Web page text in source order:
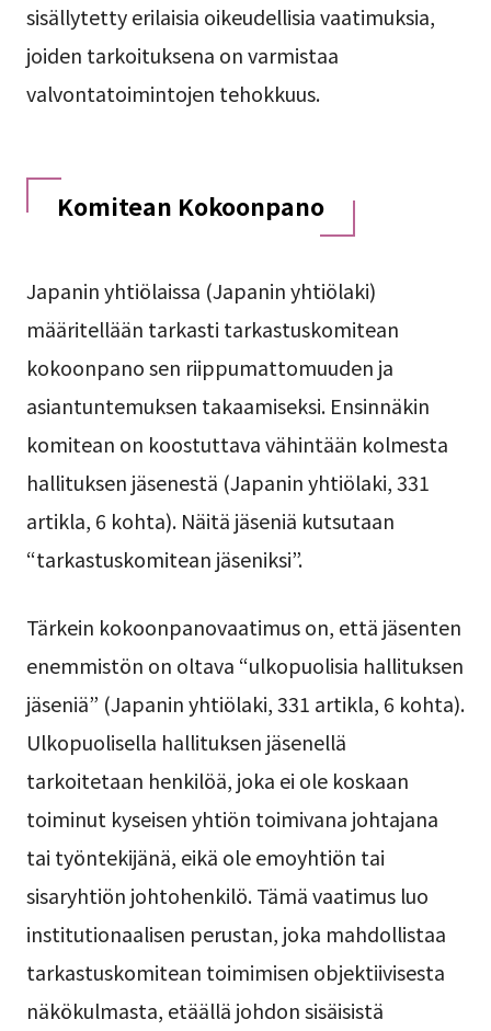
sisällytetty erilaisia oikeudellisia vaatimuksia,
joiden tarkoituksena on varmistaa
valvontatoimintojen tehokkuus.
Komitean Kokoonpano
Japanin yhtiölaissa (Japanin yhtiölaki)
määritellään tarkasti tarkastuskomitean
kokoonpano sen riippumattomuuden ja
asiantuntemuksen takaamiseksi. Ensinnäkin
komitean on koostuttava vähintään kolmesta
hallituksen jäsenestä (Japanin yhtiölaki, 331
artikla, 6 kohta). Näitä jäseniä kutsutaan
“tarkastuskomitean jäseniksi”.
Tärkein kokoonpanovaatimus on, että jäsenten
enemmistön on oltava “ulkopuolisia hallituksen
jäseniä” (Japanin yhtiölaki, 331 artikla, 6 kohta).
Ulkopuolisella hallituksen jäsenellä
tarkoitetaan henkilöä, joka ei ole koskaan
toiminut kyseisen yhtiön toimivana johtajana
tai työntekijänä, eikä ole emoyhtiön tai
sisaryhtiön johtohenkilö. Tämä vaatimus luo
institutionaalisen perustan, joka mahdollistaa
tarkastuskomitean toimimisen objektiivisesta
näkökulmasta, etäällä johdon sisäisistä